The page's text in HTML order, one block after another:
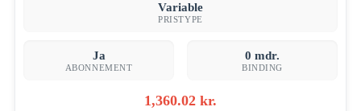
Variable
PRISTYPE
Ja
ABONNEMENT
0 mdr.
BINDING
1,360.02 kr.